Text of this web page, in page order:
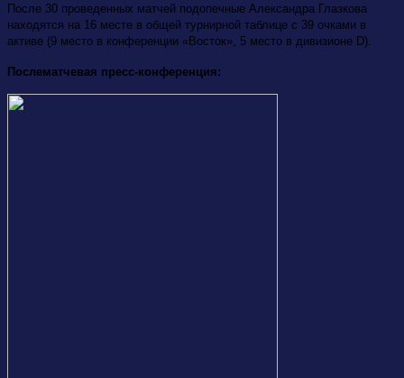
После 30 проведенных матчей подопечные Александра Глазкова
находятся на 16 месте в общей турнирной таблице с 39 очками в
активе (9 место в конференции «Восток», 5 место в дивизионе D).
Послематчевая пресс-конференция: